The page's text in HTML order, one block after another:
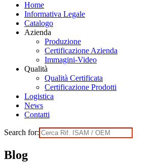
Home
Informativa Legale
Catalogo
Azienda
Produzione
Certificazione Azienda
Immagini-Video
Qualità
Qualità Certificata
Certificazione Prodotti
Logistica
News
Contatti
Search for:
Blog